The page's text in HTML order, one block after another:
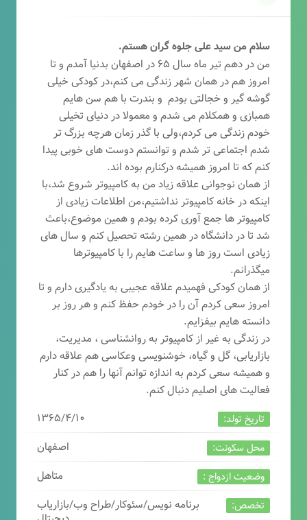
سلام من سید علی جلوه گران هستم.
من در دهم تیر ماه سال ۶۵ در اصفهان بدنیا آمدم و تا
امروز هم در همان شهر زندگی می کنم،در کودکی خیلی
گوشه گیر و خجالتی بودم و بندرت با هم سن هایم
همبازی و همکلام می شدم و معمولا در دنیای تخیلی
خودم زندگی می کردم،ولی با گذر زمان هرچه بزرگ تر
شدم اجتماعی تر شدم و توانستم دوست های خوبی پیدا
کنم که تا امروز همیشه درکنارم بوده اند.
از همان نوجوانی علاقه زیاد من به کامپیوتر شروع شد،با
اینکه در خانه کامپیوتر نداشتیم،من اطلاعات زیادی از
کامپیوتر ها جمع آوری کرده بودم و همین موضوع،باعث
شد تا در دانشگاه در همین رشته تحصیل کنم و سال های
زیادی است روز ها و ساعت هایم را با کامپیوترها
میگذرانم.
از همان کودکی فهمیدم علاقه عجیبی به یادگیری دارم و تا
امروز سعی کردم آن را در خودم حفظ کنم و هر روز بر
دانسته هایم بیفزایم.
در زندگی به غیر از کامپیوتر به روانشناسی ، مدیریت،
بازاریابی، گل و گیاه، خوشنویسی وعکاسی هم علاقه دارم
و همیشه سعی کردم به اندازه توانم آنها را هم در کنار
فعالیت های اصلیم دنبال کنم.
تاریخ تولد: ۱۳۶۵/۴/۱۰
محل سکونت: اصفهان
وضعیت ازدواج : متاهل
تخصص:
برنامه نویس/سئوکار/طراح وب/بازاریاب